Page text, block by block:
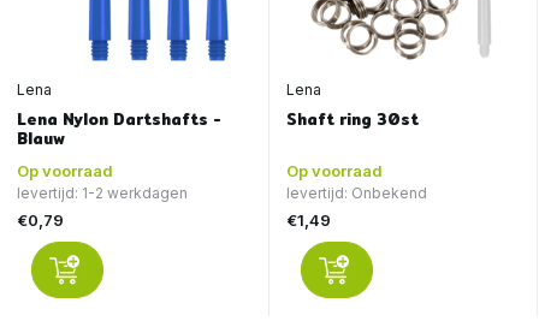
Lena
Lena Nylon Dartshafts -
Blauw
Op voorraad
levertijd: 1-2 werkdagen
€0,79
Lena
Shaft ring 30st
Op voorraad
levertijd: Onbekend
€1,49